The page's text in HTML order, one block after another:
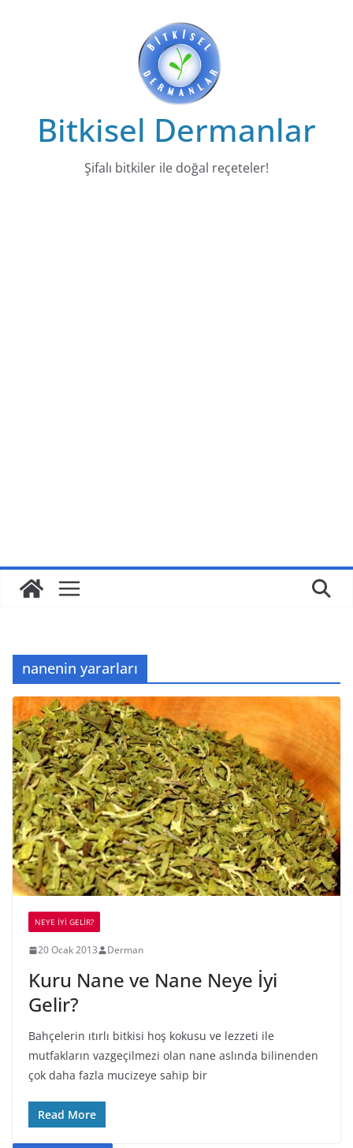
Bitkisel Dermanlar
Şifalı bitkiler ile doğal reçeteler!
nanenin yararları
NEYE İYİ GELİR?
20 Ocak 2013 Derman
Kuru Nane ve Nane Neye İyi
Gelir?
Bahçelerin ıtırlı bitkisi hoş kokusu ve lezzeti ile
mutfakların vazgeçilmezi olan nane aslında bilinenden
çok daha fazla mucizeye sahip bir
Read More